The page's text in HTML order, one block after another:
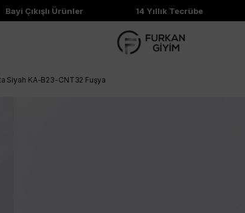
Çıkışlı Ürünler 14 Yıllık Tecrübe
Siyah KA-B23-CNT32 Fuşya